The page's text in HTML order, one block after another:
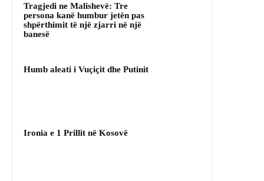
Tragjedi ne Malishevë: Tre
persona kanë humbur jetën pas
shpërthimit të një zjarri në një
banesë
Humb aleati i Vuçiçit dhe Putinit
Ironia e 1 Prillit në Kosovë